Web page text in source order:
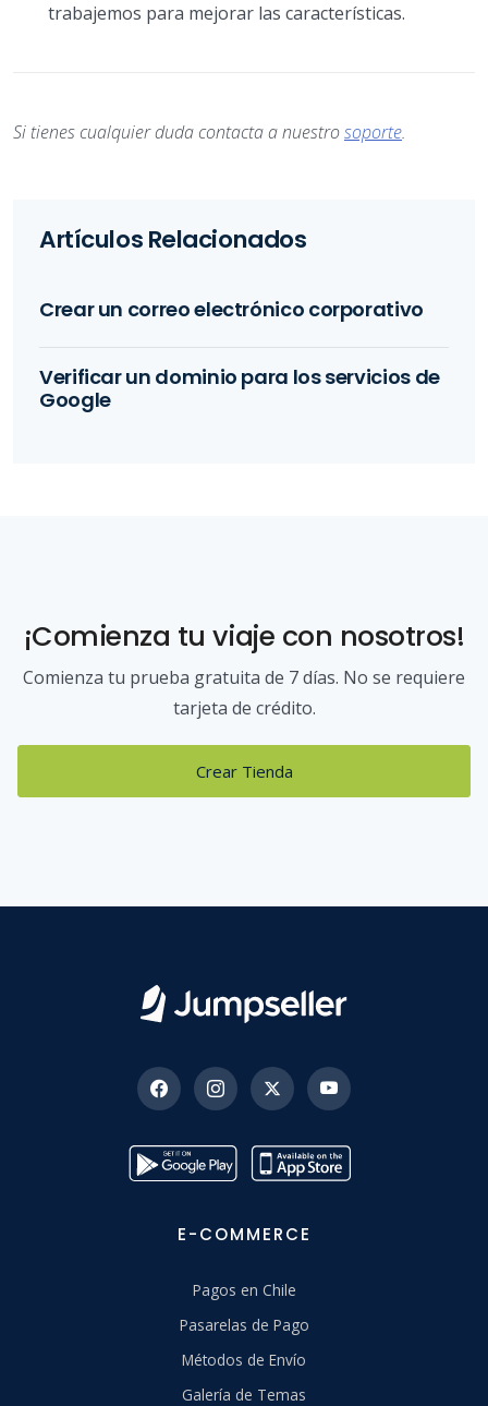
trabajemos para mejorar las características.
Si tienes cualquier duda contacta a nuestrosoporte.
Artículos Relacionados
Crear un correo electrónico corporativo
Verificar un dominio para los servicios de
Google
¡Comienza tu viaje con nosotros!
Comienza tu prueba gratuita de 7 días. No se requiere
tarjeta de crédito.
Crear Tienda
E-COMMERCE
Pagos en Chile
Pasarelas de Pago
Métodos de Envío
Galería de Temas